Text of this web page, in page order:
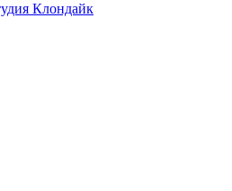
Клондайк